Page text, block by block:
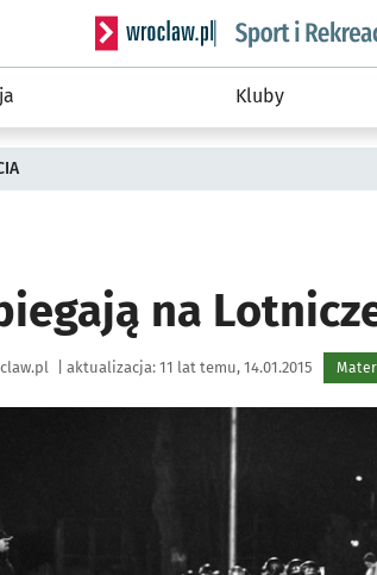
Serwis informacyjny wroclaw.pl
Kluby
na
aktualizacja: 11 lat temu, 14.01.2015